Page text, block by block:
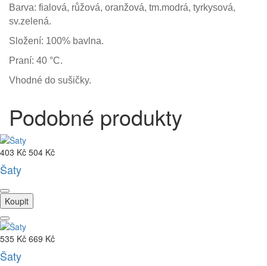
Barva: fialová, růžová, oranžová, tm.modrá, tyrkysová,
sv.zelená.
Složení: 100% bavlna.
Praní: 40 °C.
Vhodné do sušičky.
Podobné produkty
403 Kč 504 Kč
Šaty
Koupit
535 Kč 669 Kč
Šaty